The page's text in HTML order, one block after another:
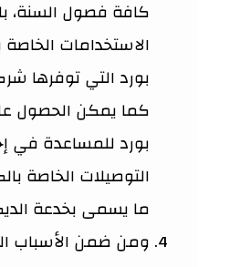
كافة فصول السنة،
الاستخدامات
بورد التي توفرها
كما يمكن الحصول
بورد للمساعدة في
التوصيلات الخاصة
ما يسمى بخدعة
ومن ضمن الأسباب